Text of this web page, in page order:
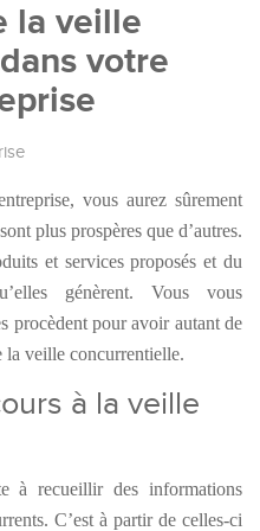
la veille
votre
vous aurez sûrement
plus prospères que d’autres.
et services proposés et du
génèrent. Vous vous
procèdent pour avoir autant de
la veille concurrentielle.
à la veille
à recueillir des informations
C’est à partir de celles-ci